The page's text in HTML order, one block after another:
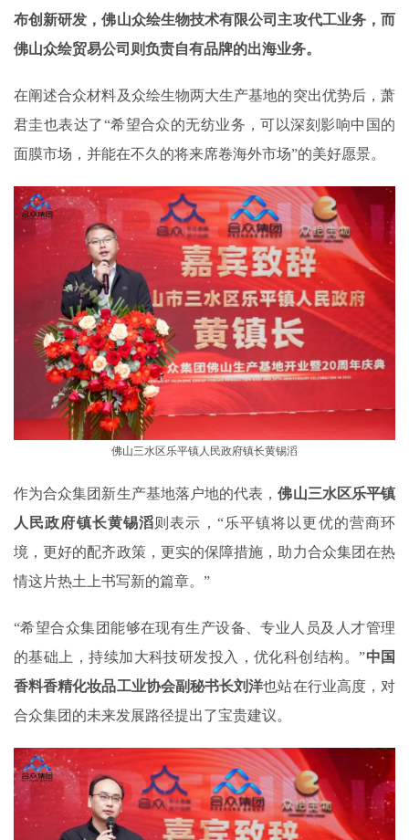
布创新研发，佛山众绘生物技术有限公司主攻代工业务，而
佛山众绘贸易公司则负责自有品牌的出海业务。
在阐述合众材料及众绘生物两大生产基地的突出优势后，萧
君圭也表达了“希望合众的无纺业务，可以深刻影响中国的
面膜市场，并能在不久的将来席卷海外市场”的美好愿景。
佛山三水区乐平镇人民政府镇长黄锡滔
作为合众集团新生产基地落户地的代表，佛山三水区乐平镇
人民政府镇长黄锡滔则表示，“乐平镇将以更优的营商环
境，更好的配齐政策，更实的保障措施，助力合众集团在热
情这片热土上书写新的篇章。”
“希望合众集团能够在现有生产设备、专业人员及人才管理
的基础上，持续加大科技研发投入，优化科创结构。”中国
香料香精化妆品工业协会副秘书长刘洋也站在行业高度，对
合众集团的未来发展路径提出了宝贵建议。